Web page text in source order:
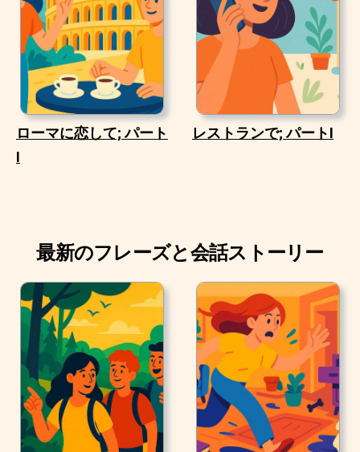
ローマに恋して; パート
I
レストランで; パートI
最新のフレーズと会話ストーリー